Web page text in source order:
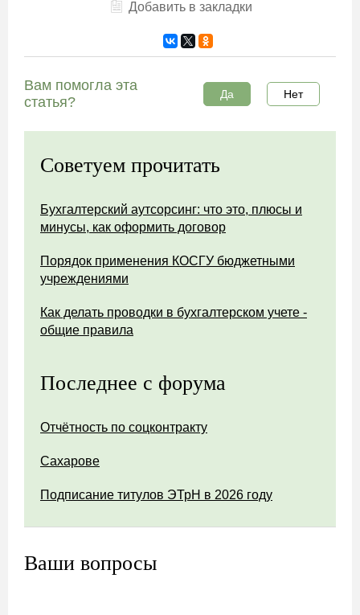
Добавить в закладки
Вам помогла эта
статья?
Да Нет
Советуем прочитать
Бухгалтерский аутсорсинг: что это, плюсы и
минусы, как оформить договор
Порядок применения КОСГУ бюджетными
учреждениями
Как делать проводки в бухгалтерском учете -
общие правила
Последнее с форума
Отчётность по соцконтракту
Сахарове
Подписание титулов ЭТрН в 2026 году
Ваши вопросы